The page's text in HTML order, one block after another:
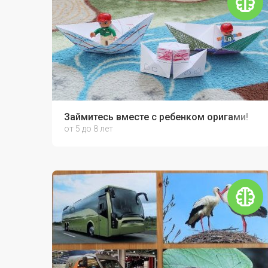
Займитесь вместе с ребенком оригами!
от 5 до 8 лет